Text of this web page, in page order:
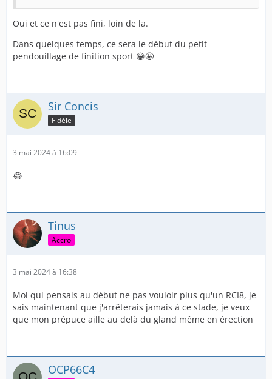
Oui et ce n'est pas fini, loin de la.
Dans quelques temps, ce sera le début du petit
pendouillage de finition sport 😁🤩
Sir Concis
Fidèle
3 mai 2024 à 16:09
😂
Tinus
Accro
3 mai 2024 à 16:38
Moi qui pensais au début ne pas vouloir plus qu'un RCI8, je
sais maintenant que j'arrêterais jamais à ce stade, je veux
que mon prépuce aille au delà du gland même en érection
OCP66C4